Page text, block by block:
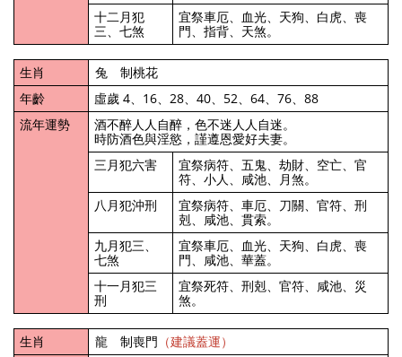
十二月犯
三、七煞
宜祭車厄、血光、天狗、白虎、喪
門、指背、天煞。
生肖
兔 制桃花
年齡
虛歲 4、16、28、40、52、64、76、88
流年運勢
酒不醉人人自醉，色不迷人人自迷。
時防酒色與淫慾，謹遵恩愛好夫妻。
三月犯六害
宜祭病符、五鬼、劫財、空亡、官
符、小人、咸池、月煞。
八月犯沖刑
宜祭病符、車厄、刀關、官符、刑
剋、咸池、貫索。
九月犯三、
七煞
宜祭車厄、血光、天狗、白虎、喪
門、咸池、華蓋。
十一月犯三
刑
宜祭死符、刑剋、官符、咸池、災
煞。
生肖 龍 制喪門 （建議蓋運）